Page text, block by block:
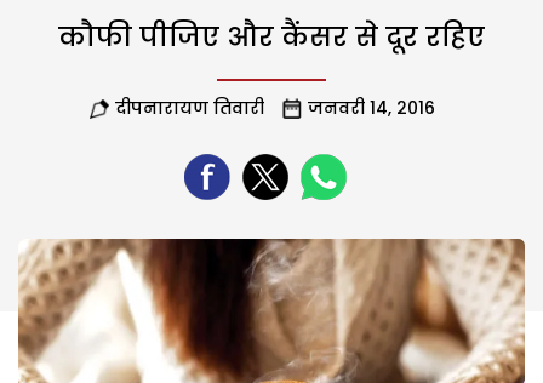
कौफी पीजिए और कैंसर से दूर रहिए
दीपनारायण तिवारी जनवरी 14, 2016